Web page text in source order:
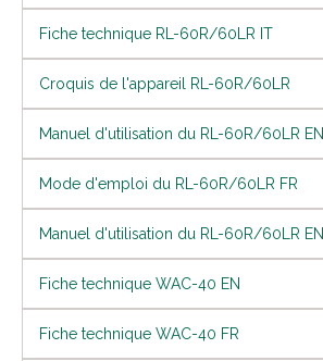
Fiche technique RL-60R/60LR IT
Croquis de l'appareil RL-60R/60LR
Manuel d'utilisation du RL-60R/60LR EN
Mode d'emploi du RL-60R/60LR FR
Manuel d'utilisation du RL-60R/60LR EN
Fiche technique WAC-40 EN
Fiche technique WAC-40 FR